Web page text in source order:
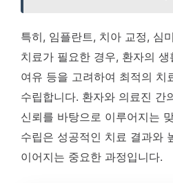
특히, 임플란트, 치아 교정, 심
치료가 필요한 경우, 환자의
여유 등을 고려하여 최적의 치
수립합니다. 환자와 의료진 간
신뢰를 바탕으로 이루어지는
수립은 성공적인 치료 결과와
이어지는 중요한 과정입니다.